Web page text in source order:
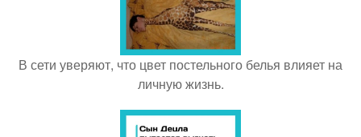
В сети уверяют, что цвет постельного белья влияет на
личную жизнь.